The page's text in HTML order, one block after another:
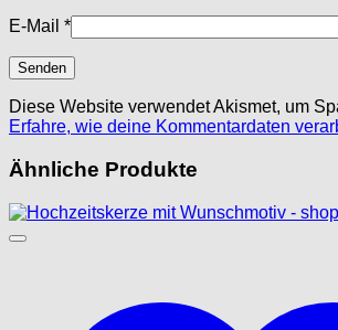
E-Mail *
Diese Website verwendet Akismet, um
Erfahre, wie deine Kommentardaten
Ähnliche Produkte